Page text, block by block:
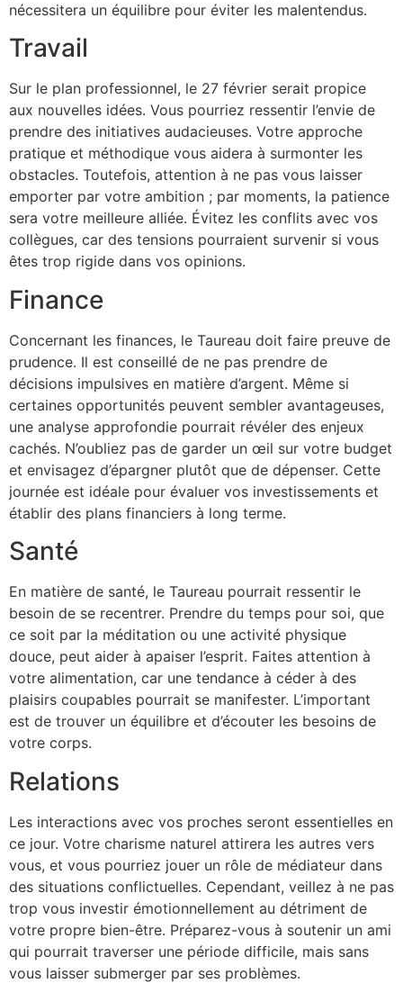
nécessitera un équilibre pour éviter les malentendus.
Travail
Sur le plan professionnel, le 27 février serait propice
aux nouvelles idées. Vous pourriez ressentir l’envie de
prendre des initiatives audacieuses. Votre approche
pratique et méthodique vous aidera à surmonter les
obstacles. Toutefois, attention à ne pas vous laisser
emporter par votre ambition ; par moments, la patience
sera votre meilleure alliée. Évitez les conflits avec vos
collègues, car des tensions pourraient survenir si vous
êtes trop rigide dans vos opinions.
Finance
Concernant les finances, le Taureau doit faire preuve de
prudence. Il est conseillé de ne pas prendre de
décisions impulsives en matière d’argent. Même si
certaines opportunités peuvent sembler avantageuses,
une analyse approfondie pourrait révéler des enjeux
cachés. N’oubliez pas de garder un œil sur votre budget
et envisagez d’épargner plutôt que de dépenser. Cette
journée est idéale pour évaluer vos investissements et
établir des plans financiers à long terme.
Santé
En matière de santé, le Taureau pourrait ressentir le
besoin de se recentrer. Prendre du temps pour soi, que
ce soit par la méditation ou une activité physique
douce, peut aider à apaiser l’esprit. Faites attention à
votre alimentation, car une tendance à céder à des
plaisirs coupables pourrait se manifester. L’important
est de trouver un équilibre et d’écouter les besoins de
votre corps.
Relations
Les interactions avec vos proches seront essentielles en
ce jour. Votre charisme naturel attirera les autres vers
vous, et vous pourriez jouer un rôle de médiateur dans
des situations conflictuelles. Cependant, veillez à ne pas
trop vous investir émotionnellement au détriment de
votre propre bien-être. Préparez-vous à soutenir un ami
qui pourrait traverser une période difficile, mais sans
vous laisser submerger par ses problèmes.